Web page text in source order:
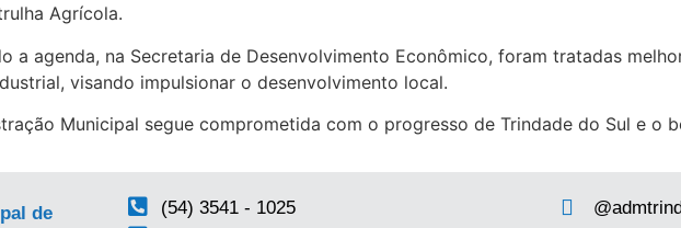
Agrícola.
a agenda, na Secretaria de Desenvolvimento Econômico, foram tratadas
visando impulsionar o desenvolvimento local.
Municipal segue comprometida com o progresso de Trindade do Sul e o
de
(54) 3541 - 1025